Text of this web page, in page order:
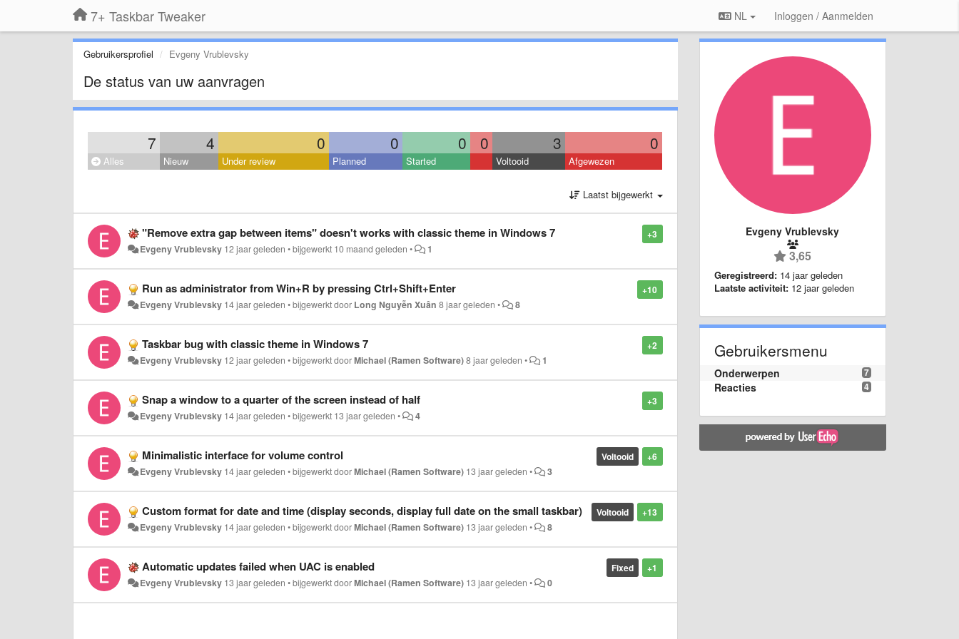
7+ Taskbar Tweaker NL Inloggen / Aanmelden
Gebruikersprofiel Evgeny Vrublevsky
De status van uw aanvragen
7 4 0 0 0 0 3 0
Alles Nieuw Under review Planned Started Voltooid Afgewezen
Laatst bijgewerkt
+3
"Remove extra gap between items" doesn't works with classic theme in Windows 7
Evgeny Vrublevsky 12 jaar geleden •bijgewerkt 10 maand geleden • 1
+10
Run as administrator from Win+R by pressing Ctrl+Shift+Enter
Evgeny Vrublevsky 14 jaar geleden •bijgewerkt door Long Nguyễn Xuân 8 jaar geleden • 8
+2
Taskbar bug with classic theme in Windows 7
Evgeny Vrublevsky 12 jaar geleden •bijgewerkt doorMichael (Ramen Software)8 jaar geleden • 1
+3
Snap a window to a quarter of the screen instead of half
Evgeny Vrublevsky 14 jaar geleden •bijgewerkt 13 jaar geleden • 4
+6
Voltooid
Minimalistic interface for volume control
Evgeny Vrublevsky 14 jaar geleden •bijgewerkt doorMichael (Ramen Software) 13 jaar geleden • 3
+13
Voltooid
Custom format for date and time (display seconds, display full date on the small taskbar)
Evgeny Vrublevsky 14 jaar geleden •bijgewerkt doorMichael (Ramen Software) 13 jaar geleden • 8
+1
Fixed
Automatic updates failed when UAC is enabled
Evgeny Vrublevsky 13 jaar geleden •bijgewerkt doorMichael (Ramen Software) 13 jaar geleden • 0
Evgeny Vrublevsky
3,65
Geregistreerd: 14 jaar geleden
Laatste activiteit: 12 jaar geleden
Gebruikersmenu
7
Onderwerpen
4
Reacties